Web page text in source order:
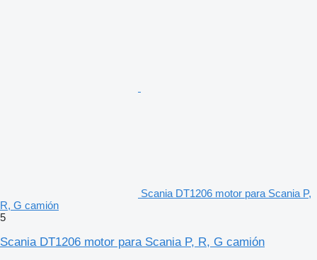
Scania DT1206 motor para Scania P,
R, G camión
5
Scania DT1206 motor para Scania P, R, G camión